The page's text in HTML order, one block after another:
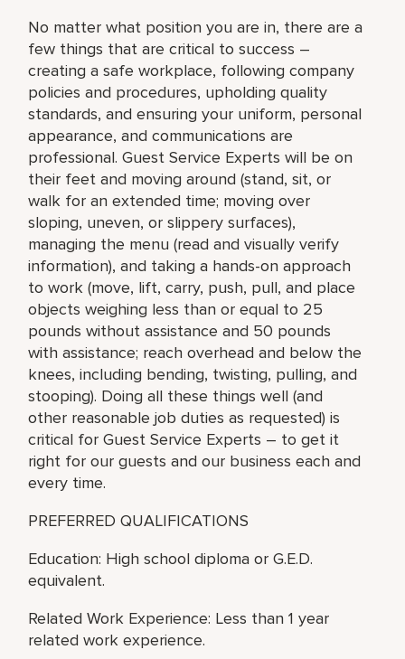
No matter what position you are in, there are a
few things that are critical to success –
creating a safe workplace, following company
policies and procedures, upholding quality
standards, and ensuring your uniform, personal
appearance, and communications are
professional. Guest Service Experts will be on
their feet and moving around (stand, sit, or
walk for an extended time; moving over
sloping, uneven, or slippery surfaces),
managing the menu (read and visually verify
information), and taking a hands-on approach
to work (move, lift, carry, push, pull, and place
objects weighing less than or equal to 25
pounds without assistance and 50 pounds
with assistance; reach overhead and below the
knees, including bending, twisting, pulling, and
stooping). Doing all these things well (and
other reasonable job duties as requested) is
critical for Guest Service Experts – to get it
right for our guests and our business each and
every time.
PREFERRED QUALIFICATIONS
Education: High school diploma or G.E.D.
equivalent.
Related Work Experience: Less than 1 year
related work experience.